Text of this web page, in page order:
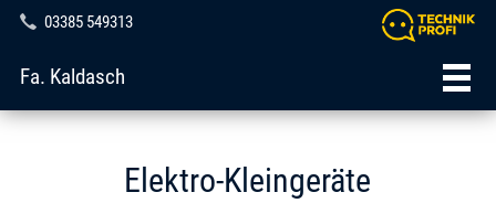
03385 549313
Fa. Kaldasch
Elektro-Kleingeräte